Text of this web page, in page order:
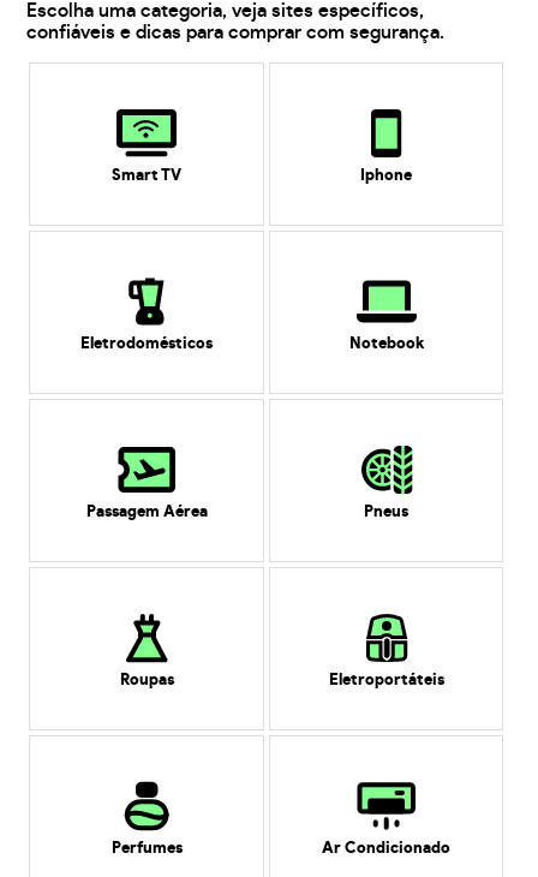
Escolha uma categoria, veja sites específicos,
confiáveis e dicas para comprar com segurança.
Smart TV Iphone
Eletrodomésticos Notebook
Passagem Aérea Pneus
Roupas Eletroportáteis
Perfumes Ar Condicionado